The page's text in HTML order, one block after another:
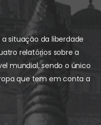
a situação da liberdade
relatórios sobre a
mundial, sendo o único
que tem em conta a